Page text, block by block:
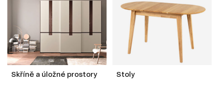
Skříně a úložné prostory Stoly